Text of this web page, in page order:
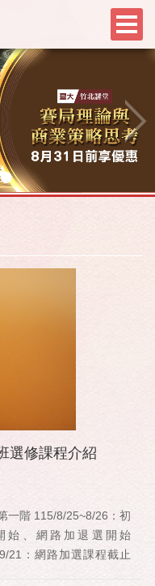
•
選修課程介紹
一階 115/8/25~8/26：初
始、網路加退選開始
21：網路加選課程截止